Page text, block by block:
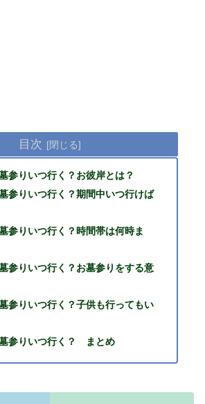
目次
参りいつ行く？お彼岸とは？
参りいつ行く？期間中いつ行けば
参りいつ行く？時間帯は何時ま
参りいつ行く？お墓参りをする意
参りいつ行く？子供も行ってもい
参りいつ行く？ まとめ